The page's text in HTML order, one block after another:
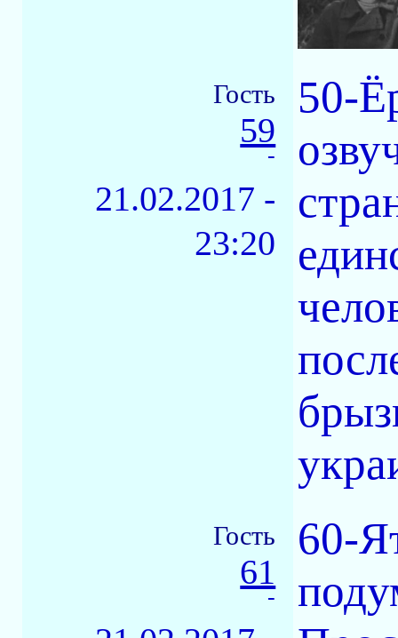
Гость
59
-
21.02.2017 -
23:20
50-
Гость
61
-
60-